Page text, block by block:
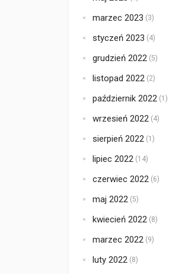
marzec 2023 (3)
styczeń 2023 (4)
grudzień 2022 (5)
listopad 2022 (2)
październik 2022 (1)
wrzesień 2022 (4)
sierpień 2022 (1)
lipiec 2022 (14)
czerwiec 2022 (6)
maj 2022 (5)
kwiecień 2022 (8)
marzec 2022 (9)
luty 2022 (8)